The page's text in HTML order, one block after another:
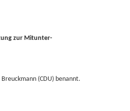
zur Mitunter-
(CDU) benannt.